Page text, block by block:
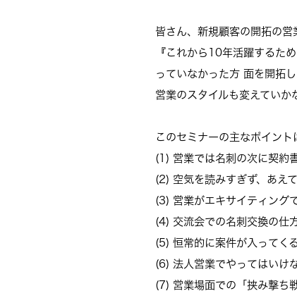
皆さん、新規顧客の開拓の
『これから10年活躍するた
っていなかった方 面を開拓
営業のスタイルも変えていか
このセミナーの主なポイント
(1) 営業では名刺の次に契約
(2) 空気を読みすぎず、あえ
(3) 営業がエキサイティング
(4) 交流会での名刺交換の仕
(5) 恒常的に案件が入ってく
(6) 法人営業でやってはいけ
(7) 営業場面での「挟み撃ち